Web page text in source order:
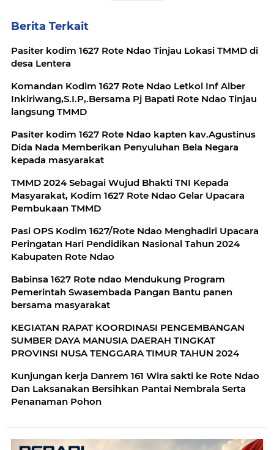
Berita Terkait
Pasiter kodim 1627 Rote Ndao Tinjau Lokasi TMMD di
desa Lentera
Komandan Kodim 1627 Rote Ndao Letkol Inf Alber
Inkiriwang,S.I.P,.Bersama Pj Bapati Rote Ndao Tinjau
langsung TMMD
Pasiter kodim 1627 Rote Ndao kapten kav.Agustinus
Dida Nada Memberikan Penyuluhan Bela Negara
kepada masyarakat
TMMD 2024 Sebagai Wujud Bhakti TNI Kepada
Masyarakat, Kodim 1627 Rote Ndao Gelar Upacara
Pembukaan TMMD
Pasi OPS Kodim 1627/Rote Ndao Menghadiri Upacara
Peringatan Hari Pendidikan Nasional Tahun 2024
Kabupaten Rote Ndao
Babinsa 1627 Rote ndao Mendukung Program
Pemerintah Swasembada Pangan Bantu panen
bersama masyarakat
KEGIATAN RAPAT KOORDINASI PENGEMBANGAN
SUMBER DAYA MANUSIA DAERAH TINGKAT
PROVINSI NUSA TENGGARA TIMUR TAHUN 2024
Kunjungan kerja Danrem 161 Wira sakti ke Rote Ndao
Dan Laksanakan Bersihkan Pantai Nembrala Serta
Penanaman Pohon